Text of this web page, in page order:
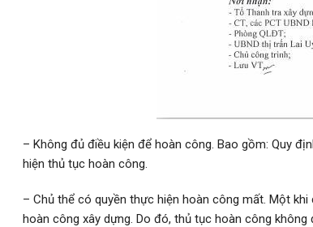
– Không đủ điều kiện để hoàn công. Bao gồm: Quy
hiện thủ tục hoàn công.
– Chủ thể có quyền thực hiện hoàn công mất. Một
hoàn công xây dựng. Do đó, thủ tục hoàn công không